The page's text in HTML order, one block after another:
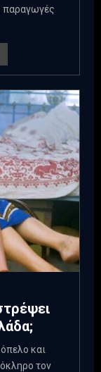
παραγωγές
και
τον